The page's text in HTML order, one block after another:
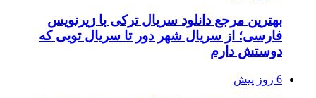
بهترین مرجع دانلود سریال ترکی با زیرنویس
فارسی؛ از سریال شهر دور تا سریال تویی که
دوستش دارم
6 روز پیش